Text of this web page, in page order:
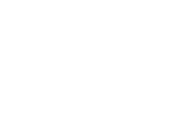
Au fil du temps, ces pièces
si vous sortez en début de saison
par exemple, il peut y avoir des
, à l’affût